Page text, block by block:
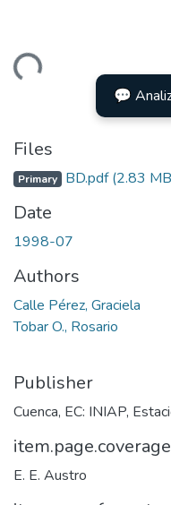
Loading... 💬
Files
Primary BD.pdf(2.83
Date
1998-07
Authors
Calle Pérez, Graciela
Tobar O., Rosario
Publisher
Cuenca, EC: INIAP,
E. E. Austro